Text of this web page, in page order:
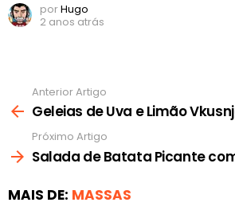
porHugo
2 anos atrás
mais
Anterior Artigo
Geleias de Uva e Limão
Próximo Artigo
Salada de Batata Picante
MAIS DE: MASSAS